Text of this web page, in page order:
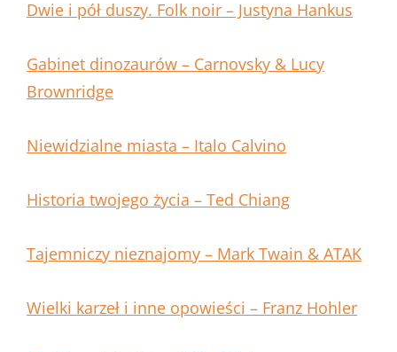
Dwie i pół duszy. Folk noir – Justyna Hankus
Gabinet dinozaurów – Carnovsky & Lucy
Brownridge
Niewidzialne miasta – Italo Calvino
Historia twojego życia – Ted Chiang
Tajemniczy nieznajomy – Mark Twain & ATAK
Wielki karzeł i inne opowieści – Franz Hohler